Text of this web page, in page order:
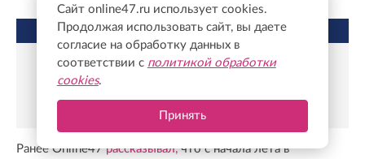
НЕ ПРОПУСТИТЕ
Реставрация «Дороги жизни» выходит на
ход работ
Ранее Online47рассказывал,что с начала лета в
Сайт online47.ru использует cookies.
Продолжая использовать сайт, вы даете
согласие на обработку данных в
соответствии с политикой обработки
cookies.
Принять